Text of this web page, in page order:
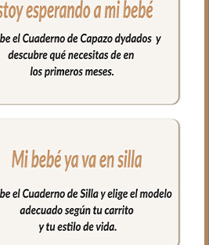
de sujeción, para
toalla alrededor de
manos libres para